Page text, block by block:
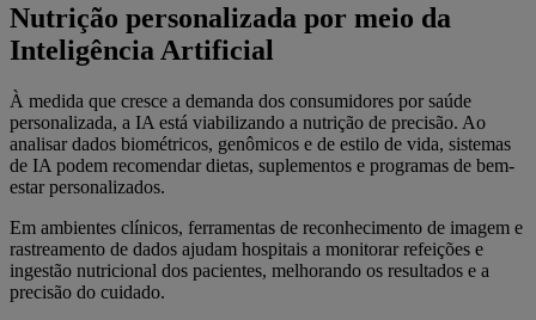
Nutrição personalizada por meio da
Inteligência Artificial
À medida que cresce a demanda dos consumidores por saúde
personalizada, a IA está viabilizando a nutrição de precisão. Ao
analisar dados biométricos, genômicos e de estilo de vida, sistemas
de IA podem recomendar dietas, suplementos e programas de bem-
estar personalizados.
Em ambientes clínicos, ferramentas de reconhecimento de imagem e
rastreamento de dados ajudam hospitais a monitorar refeições e
ingestão nutricional dos pacientes, melhorando os resultados e a
precisão do cuidado.